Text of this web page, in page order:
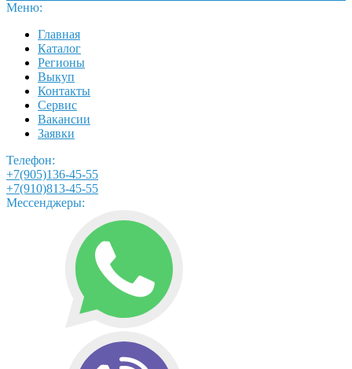
Меню:
Главная
Каталог
Регионы
Выкуп
Контакты
Сервис
Вакансии
Заявки
Телефон:
+7(905)136-45-55
+7(910)813-45-55
Мессенджеры: